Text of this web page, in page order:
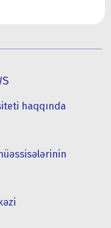
haqqında